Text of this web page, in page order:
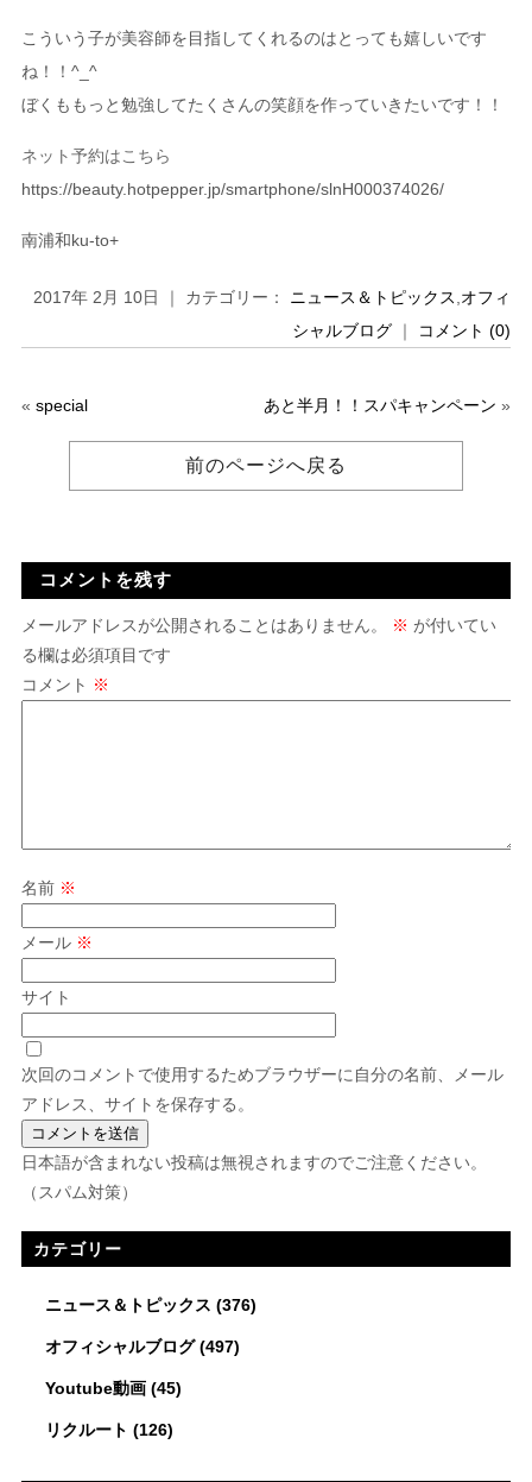
こういう子が美容師を目指してくれるのはとっても嬉しいです
ね！！^_^
ぼくももっと勉強してたくさんの笑顔を作っていきたいです！！
ネット予約はこちら
https://beauty.hotpepper.jp/smartphone/slnH000374026/
南浦和ku-to+
2017年 2月 10日 ｜ カテゴリー： ニュース＆トピックス オフィ
シャルブログ ｜ コメント (0)
« special あと半月！！スパキャンペーン »
前のページへ戻る
コメントを残す
メールアドレスが公開されることはありません。 ※ が付いてい
る欄は必須項目です
コメント ※
名前 ※
メール ※
サイト
次回のコメントで使用するためブラウザーに自分の名前、メール
アドレス、サイトを保存する。
日本語が含まれない投稿は無視されますのでご注意ください。
（スパム対策）
カテゴリー
ニュース＆トピックス (376)
オフィシャルブログ(497)
Youtube動画(45)
リクルート (126)